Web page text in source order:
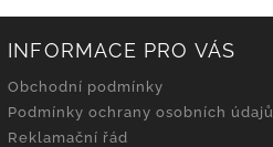
INFORMACE PRO VÁS
Obchodní podmínky
Podmínky ochrany osobních údajů
Reklamační řád